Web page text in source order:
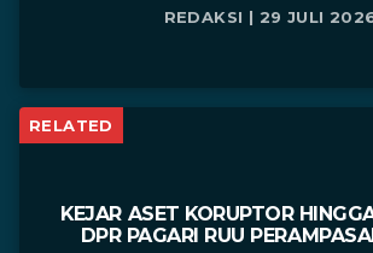
REDAKSI | 29 JULI
RELATED
KEJAR ASET KORUPTOR
DPR PAGARI RUU